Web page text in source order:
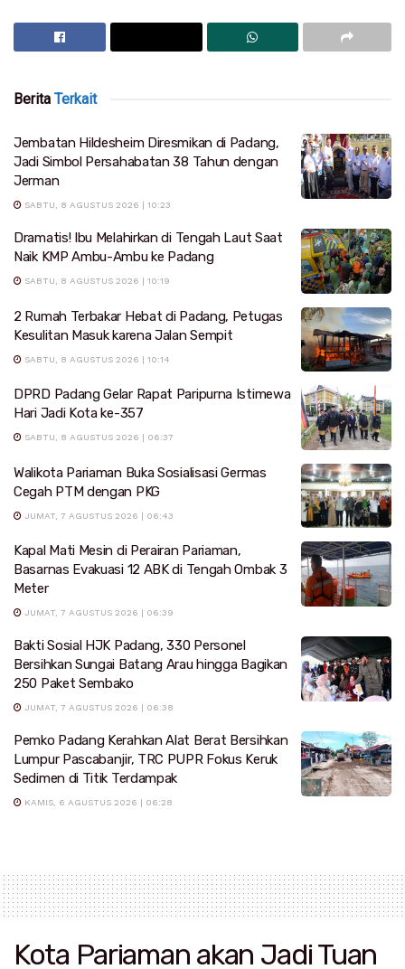
Berita Terkait
Jembatan Hildesheim Diresmikan di Padang,
Jadi Simbol Persahabatan 38 Tahun dengan
Jerman
SABTU, 8 AGUSTUS 2026 | 10:23
Dramatis! Ibu Melahirkan di Tengah Laut Saat
Naik KMP Ambu-Ambu ke Padang
SABTU, 8 AGUSTUS 2026 | 10:19
2 Rumah Terbakar Hebat di Padang, Petugas
Kesulitan Masuk karena Jalan Sempit
SABTU, 8 AGUSTUS 2026 | 10:14
DPRD Padang Gelar Rapat Paripurna Istimewa
Hari Jadi Kota ke-357
SABTU, 8 AGUSTUS 2026 | 06:37
Walikota Pariaman Buka Sosialisasi Germas
Cegah PTM dengan PKG
JUMAT, 7 AGUSTUS 2026 | 06:43
Kapal Mati Mesin di Perairan Pariaman,
Basarnas Evakuasi 12 ABK di Tengah Ombak 3
Meter
JUMAT, 7 AGUSTUS 2026 | 06:39
Bakti Sosial HJK Padang, 330 Personel
Bersihkan Sungai Batang Arau hingga Bagikan
250 Paket Sembako
JUMAT, 7 AGUSTUS 2026 | 06:38
Pemko Padang Kerahkan Alat Berat Bersihkan
Lumpur Pascabanjir, TRC PUPR Fokus Keruk
Sedimen di Titik Terdampak
KAMIS, 6 AGUSTUS 2026 | 06:28
Kota Pariaman akan Jadi Tuan